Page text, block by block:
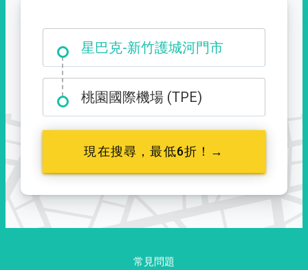
星巴克-新竹護城河門市
大霸尖山登山口
桃園國際機場 (TPE)
現在搜尋，最低6折！→
常見問題